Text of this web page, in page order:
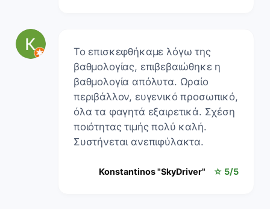
Το επισκεφθήκαμε λόγω της
βαθμολογίας, επιβεβαιώθηκε η
βαθμολογία απόλυτα. Ωραίο
περιβάλλον, ευγενικό προσωπικό,
όλα τα φαγητά εξαιρετικά. Σχέση
ποιότητας τιμής πολύ καλή.
Συστήνεται ανεπιφύλακτα.
Konstantinos "SkyDriver" ☆ 5/5